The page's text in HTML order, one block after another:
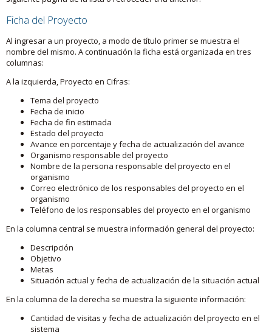
Ficha del Proyecto
Al ingresar a un proyecto, a modo de título primer se muestra el
nombre del mismo. A continuación la ficha está organizada en tres
columnas:
A la izquierda, Proyecto en Cifras:
Tema del proyecto
Fecha de inicio
Fecha de fin estimada
Estado del proyecto
Avance en porcentaje y fecha de actualización del avance
Organismo responsable del proyecto
Nombre de la persona responsable del proyecto en el
organismo
Correo electrónico de los responsables del proyecto en el
organismo
Teléfono de los responsables del proyecto en el organismo
En la columna central se muestra información general del proyecto:
Descripción
Objetivo
Metas
Situación actual y fecha de actualización de la situación actual
En la columna de la derecha se muestra la siguiente información:
Cantidad de visitas y fecha de actualización del proyecto en el
sistema